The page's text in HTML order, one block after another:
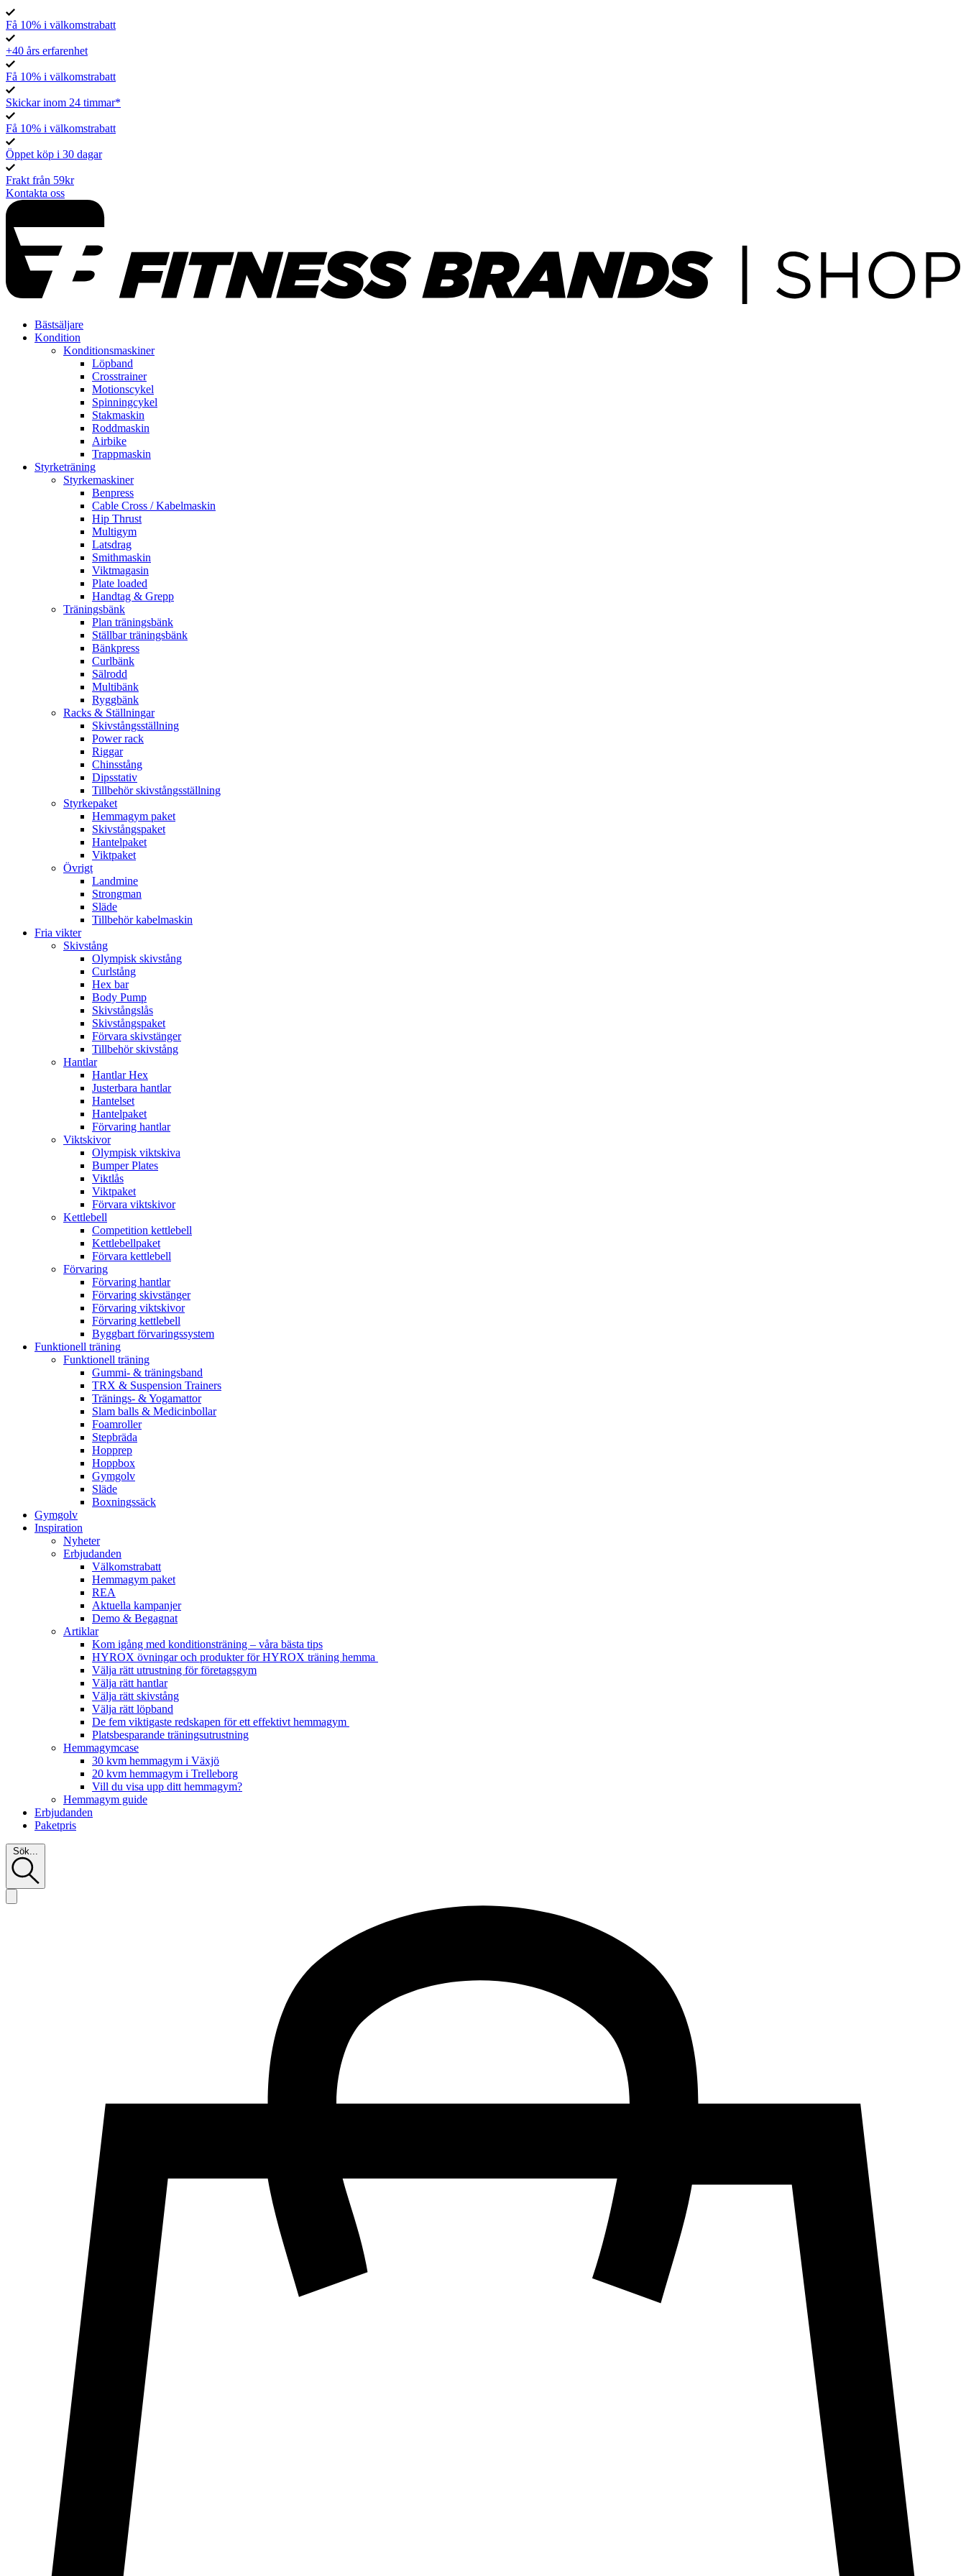
Få 10% i välkomstrabatt
+40 års erfarenhet
Få 10% i välkomstrabatt
Skickar inom 24 timmar*
Få 10% i välkomstrabatt
Öppet köp i 30 dagar
Frakt från 59kr
Kontakta oss
Bästsäljare
Kondition
Konditionsmaskiner
Löpband
Crosstrainer
Motionscykel
Spinningcykel
Stakmaskin
Roddmaskin
Airbike
Trappmaskin
Styrketräning
Styrkemaskiner
Benpress
Cable Cross / Kabelmaskin
Hip Thrust
Multigym
Latsdrag
Smithmaskin
Viktmagasin
Plate loaded
Handtag & Grepp
Träningsbänk
Plan träningsbänk
Ställbar träningsbänk
Bänkpress
Curlbänk
Sälrodd
Multibänk
Ryggbänk
Racks & Ställningar
Skivstångsställning
Power rack
Riggar
Chinsstång
Dipsstativ
Tillbehör skivstångsställning
Styrkepaket
Hemmagym paket
Skivstångspaket
Hantelpaket
Viktpaket
Övrigt
Landmine
Strongman
Släde
Tillbehör kabelmaskin
Fria vikter
Skivstång
Olympisk skivstång
Curlstång
Hex bar
Body Pump
Skivstångslås
Skivstångspaket
Förvara skivstänger
Tillbehör skivstång
Hantlar
Hantlar Hex
Justerbara hantlar
Hantelset
Hantelpaket
Förvaring hantlar
Viktskivor
Olympisk viktskiva
Bumper Plates
Viktlås
Viktpaket
Förvara viktskivor
Kettlebell
Competition kettlebell
Kettlebellpaket
Förvara kettlebell
Förvaring
Förvaring hantlar
Förvaring skivstänger
Förvaring viktskivor
Förvaring kettlebell
Byggbart förvaringssystem
Funktionell träning
Funktionell träning
Gummi- & träningsband
TRX & Suspension Trainers
Tränings- & Yogamattor
Slam balls & Medicinbollar
Foamroller
Stepbräda
Hopprep
Hoppbox
Gymgolv
Släde
Boxningssäck
Gymgolv
Inspiration
Nyheter
Erbjudanden
Välkomstrabatt
Hemmagym paket
REA
Aktuella kampanjer
Demo & Begagnat
Artiklar
Kom igång med konditionsträning – våra bästa tips
HYROX övningar och produkter för HYROX träning hemma
Välja rätt utrustning för företagsgym
Välja rätt hantlar
Välja rätt skivstång
Välja rätt löpband
De fem viktigaste redskapen för ett effektivt hemmagym
Platsbesparande träningsutrustning
Hemmagymcase
30 kvm hemmagym i Växjö
20 kvm hemmagym i Trelleborg
Vill du visa upp ditt hemmagym?
Hemmagym guide
Erbjudanden
Paketpris
Sök...